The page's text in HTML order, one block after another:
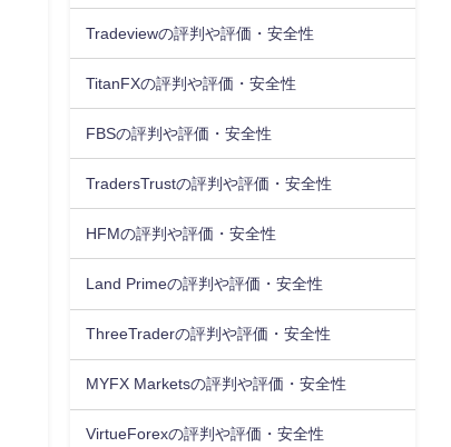
Tradeviewの評判や評価・安全性
TitanFXの評判や評価・安全性
FBSの評判や評価・安全性
TradersTrustの評判や評価・安全性
HFMの評判や評価・安全性
Land Primeの評判や評価・安全性
ThreeTraderの評判や評価・安全性
MYFX Marketsの評判や評価・安全性
VirtueForexの評判や評価・安全性